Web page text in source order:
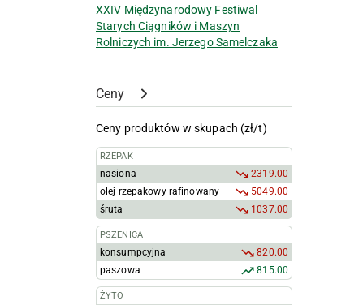
XXIV Międzynarodowy Festiwal
Starych Ciągników i Maszyn
Rolniczych im. Jerzego Samelczaka
Ceny
Ceny produktów w skupach (zł/t)
RZEPAK
nasiona
2319.00
olej rzepakowy rafinowany
5049.00
śruta
1037.00
PSZENICA
konsumpcyjna
820.00
paszowa
815.00
ŻYTO